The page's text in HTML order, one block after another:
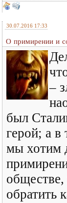
30.07.2016 17:33
О примирении и
–
был
герой; а в
мы хотим
обратить